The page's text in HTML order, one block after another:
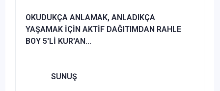
OKUDUKÇA ANLAMAK, ANLADIKÇA
YAŞAMAK İÇİN AKTİF DAĞITIMDAN RAHLE
BOY 5'Lİ KUR'AN...
SUNUŞ